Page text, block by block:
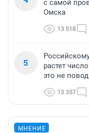
с самой
Омска
13 518
5
растет
это не
13 357
МНЕНИЕ